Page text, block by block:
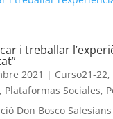
i treballar
2021 | Curso21-22,
, Plataformas Sociales,
Don Bosco Salesians